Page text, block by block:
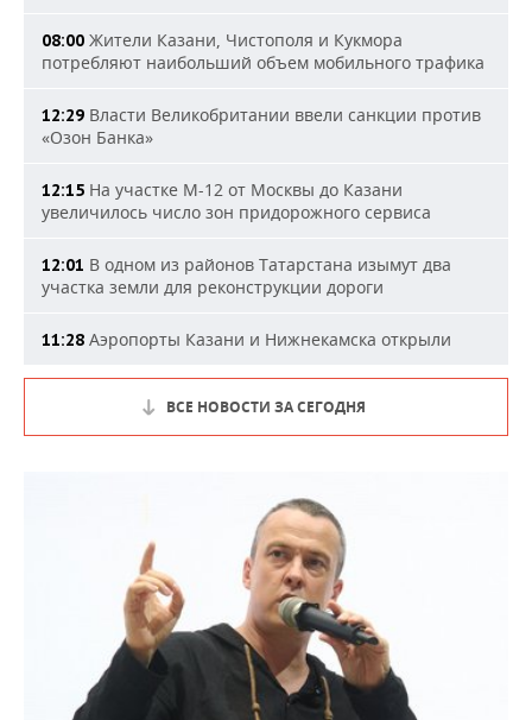
08:00 Жители Казани, Чистополя и Кукмора
потребляют наибольший объем мобильного трафика
12:29 Власти Великобритании ввели санкции против
«Озон Банка»
12:15 На участке М-12 от Москвы до Казани
увеличилось число зон придорожного сервиса
12:01 В одном из районов Татарстана изымут два
участка земли для реконструкции дороги
11:28 Аэропорты Казани и Нижнекамска открыли
ВСЕ НОВОСТИ ЗА СЕГОДНЯ